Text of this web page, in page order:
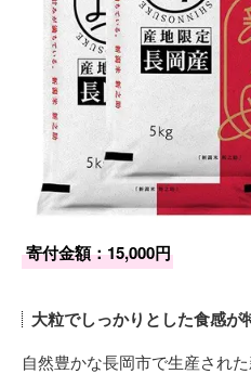
寄付金額：15,000円
大粒でしっかりとした食感が
自然豊かな長岡市で生産され